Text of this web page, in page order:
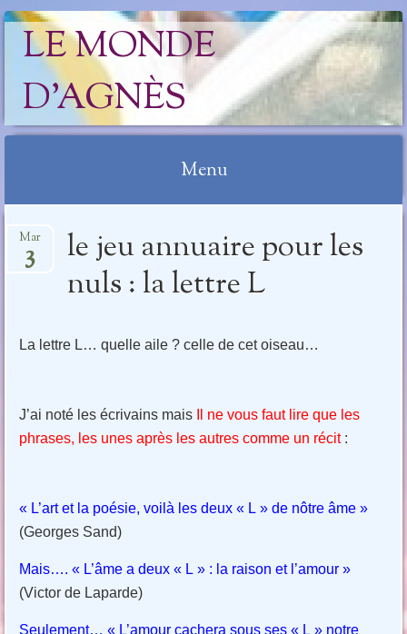
LE MONDE
D'AGNÈS
Menu
au
contenu
le jeu annuaire pour les
nuls : la lettre L
Mar
3
La lettre L… quelle aile ? celle de cet oiseau…
J’ai noté les écrivains mais
Il ne vous faut lire que les
phrases, les unes après les autres comme un récit:
« L’art et la poésie, voilà les deux « L » de nôtre âme »
(Georges Sand)
Mais…. « L’âme a deux « L » : la raison et l’amour »
(Victor de Laparde)
Seulement… « L’amour cachera sous ses « L » notre